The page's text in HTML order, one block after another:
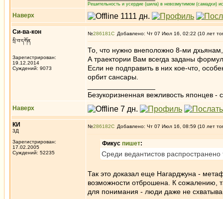
Решительность и усердие (шила) в невозмутимом (самадхи)
Наверх
Си-ва-кон
སྲི་བ་དཀོན
Зарегистрирован:
19.12.2014
Суждений: 9073
№286181 Добавлено: Чт 07 Июл 16, 02:22 (10 лет
То, что нужно внеположно 8-ми
А траектории Вам всегда заданы
Если не подправить в них кое-что,
орбит сансары.
Безукоризненная вежливость японцев -
Наверх
КИ
3Д
Зарегистрирован:
17.02.2005
Суждений: 52235
№286182 Добавлено: Чт 07 Июл 16, 08:59 (10 лет
Фикус пишет:
Среди ведантистов
Так это доказал еще Нагарджуна -
возможности отброшена. К сожалению,
для понимания - люди даже не